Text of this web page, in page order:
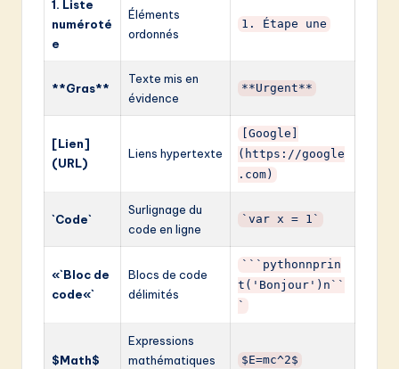
1. Liste
numéroté
e
Éléments
ordonnés
1. Étape une
**Gras**
Texte mis en
évidence
**Urgent**
[Lien]
(URL)
Liens hypertexte
[Google]
(https://google
.com)
`Code`
Surlignage du
code en ligne
`var x = 1`
«`Bloc de
code«`
Blocs de code
délimités
```pythonnprin
t('Bonjour')n``
`
$Math$
Expressions
mathématiques
$E=mc^2$